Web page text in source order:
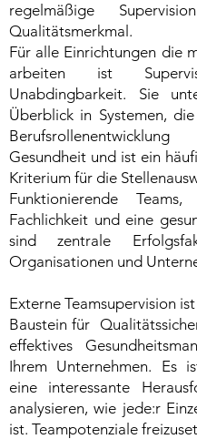
regelmäßige
Qualitätsmerkmal.
Für alle Einrichtungen die
arbeiten ist
Unabdingbarkeit. Sie
Überblick in Systemen,
Gesundheit und ist ein
Kriterium für die
Funktionierende
Fachlichkeit und eine
sind zentrale
Organisationen und
Externe Teamsupervision
Baustein für
effektives
Ihrem Unternehmen. Es
eine interessante
analysieren, wie jede:r
ist. Teampotenziale